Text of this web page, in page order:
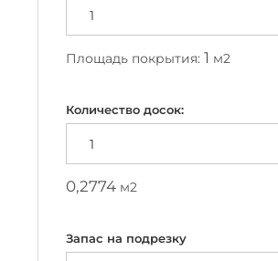
Площадь покрытия:1 м2
Количество досок:
0,2774 м2
Запас на подрезку